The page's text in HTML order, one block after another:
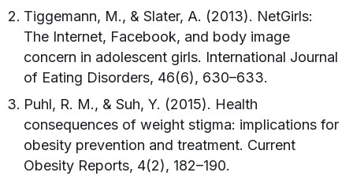
Tiggemann, M., & Slater, A. (2013). NetGirls:
The Internet, Facebook, and body image
concern in adolescent girls. International Journal
of Eating Disorders, 46(6), 630–633.
Puhl, R. M., & Suh, Y. (2015). Health
consequences of weight stigma: implications for
obesity prevention and treatment. Current
Obesity Reports, 4(2), 182–190.